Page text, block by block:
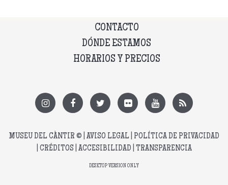
CONTACTO
DÓNDE ESTAMOS
HORARIOS Y PRECIOS
MUSEU DEL CÀNTIR © | AVISO LEGAL
POLÍTICA DE PRIVACIDAD
CRÉDITOS ACCESIBILIDAD TRANSPARENCIA
DESKTOP VERSION ONLY